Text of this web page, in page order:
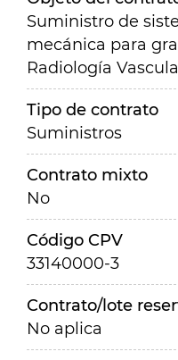
Suministro de
mecánica para
Radiología
Tipo de contrato
Suministros
Contrato mixto
No
Código CPV
33140000-3
Contrato/lote
No aplica